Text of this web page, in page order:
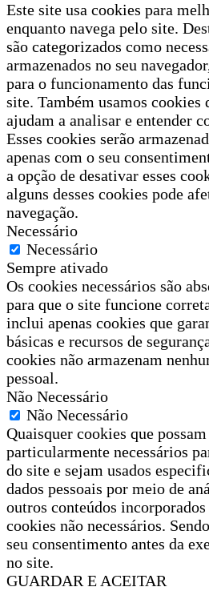
Este site usa cookies para
enquanto navega pelo site.
são categorizados como
armazenados no seu
para o funcionamento das
site. Também usamos cookies
ajudam a analisar e entender
Esses cookies serão
apenas com o seu
a opção de desativar esses
alguns desses cookies pode
navegação.
Necessário
Necessário
Sempre ativado
Os cookies necessários são
para que o site funcione
inclui apenas cookies que
básicas e recursos de
cookies não armazenam
pessoal.
Não Necessário
Não Necessário
Quaisquer cookies que
particularmente necessários
do site e sejam usados
dados pessoais por meio de
outros conteúdos
cookies não necessários.
seu consentimento antes da
no site.
GUARDAR E ACEITAR